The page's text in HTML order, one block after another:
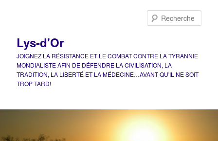
Lys-d'Or
JOIGNEZ LA RÉSISTANCE ET LE COMBAT CONTRE LA TYRANNIE
MONDIALISTE AFIN DE DÉFENDRE LA CIVILISATION, LA
TRADITION, LA LIBERTÉ ET LA MÉDECINE…AVANT QU'IL NE SOIT
TROP TARD!